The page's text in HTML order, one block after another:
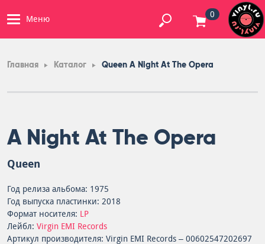
Меню 0
Главная Каталог Queen A Night At The Opera
A Night At The Opera
Queen
Год релиза альбома: 1975
Год выпуска пластинки: 2018
Формат носителя: LP
Лейбл: Virgin EMI Records
Артикул производителя: Virgin EMI Records – 00602547202697